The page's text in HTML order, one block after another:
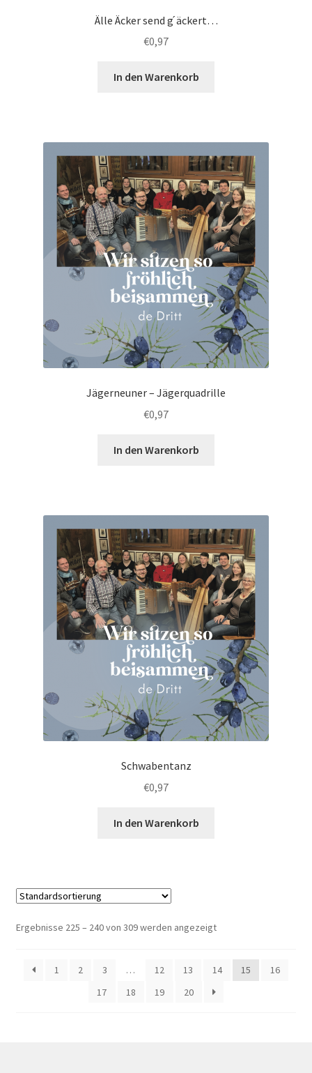
Älle Äcker send g ́äckert…
€0,97
In den Warenkorb
Jägerneuner – Jägerquadrille
€0,97
In den Warenkorb
Schwabentanz
€0,97
In den Warenkorb
Ergebnisse 225 – 240 von 309 werden angezeigt
1 2 3 … 12 13 14 15
16
17
18 19 20